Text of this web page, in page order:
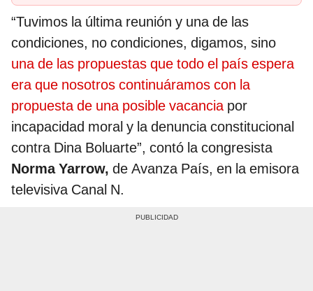
“Tuvimos la última reunión y una de las
condiciones, no condiciones, digamos, sino
una de las propuestas que todo el país espera
era que nosotros continuáramos con la
propuesta de una posible vacancia por
incapacidad moral y la denuncia constitucional
contra Dina Boluarte”, contó la congresista
Norma Yarrow, de Avanza País, en la emisora
televisiva Canal N.